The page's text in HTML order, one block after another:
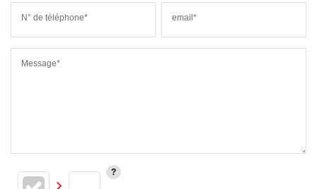
N° de téléphone* email*
Message*